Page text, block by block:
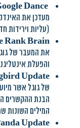
מעדכן את
(עליות וירידות
Rank Brain
והפעלת
Update
של גוגל אשר
הבנת ההקשרים
המילים השונות
Update